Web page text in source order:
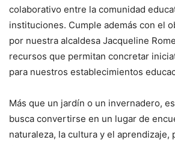
colaborativo entre la comunidad
instituciones. Cumple además con el
por nuestra alcaldesa Jacqueline
recursos que permitan concretar
para nuestros establecimientos
Más que un jardín o un invernadero,
busca convertirse en un lugar de
naturaleza, la cultura y el aprendizaje,